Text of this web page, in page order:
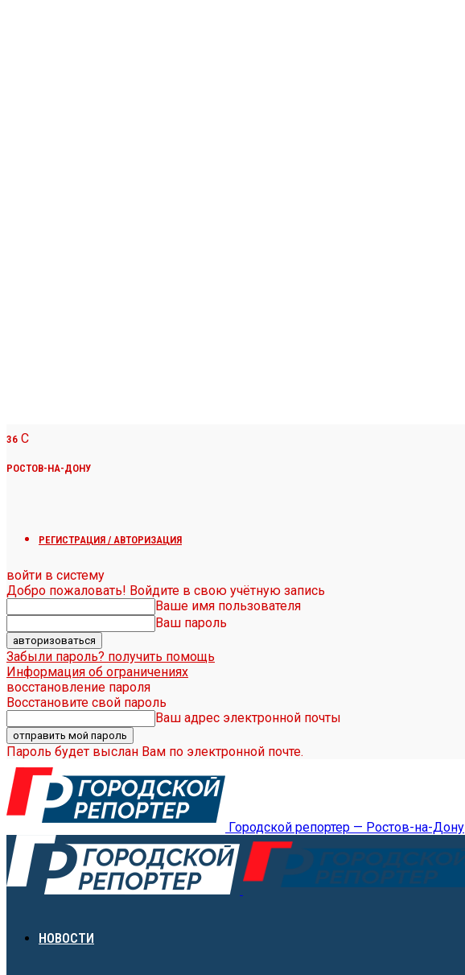
36 C
РОСТОВ-НА-ДОНУ
РЕГИСТРАЦИЯ / АВТОРИЗАЦИЯ
войти в систему
Добро пожаловать! Войдите в свою учётную запись
Ваше имя пользователя
Ваш пароль
Забыли пароль? получить помощь
Информация об ограничениях
восстановление пароля
Восстановите свой пароль
Ваш адрес электронной почты
Пароль будет выслан Вам по электронной почте.
Городской репортер — Ростов-на-Дону
НОВОСТИ